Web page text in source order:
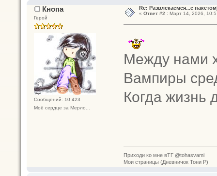
Кнопа
Герой
Сообщений: 10 423
Моё сердце за Мерло...
Re: Развлекаемся...с
« Ответ #2 :Март 14, 2026,
Между нами
Вампиры
Когда жизнь
Приходи ко мне вТГ @tohasvami
Мои страницы (Дневничок Тони Р)